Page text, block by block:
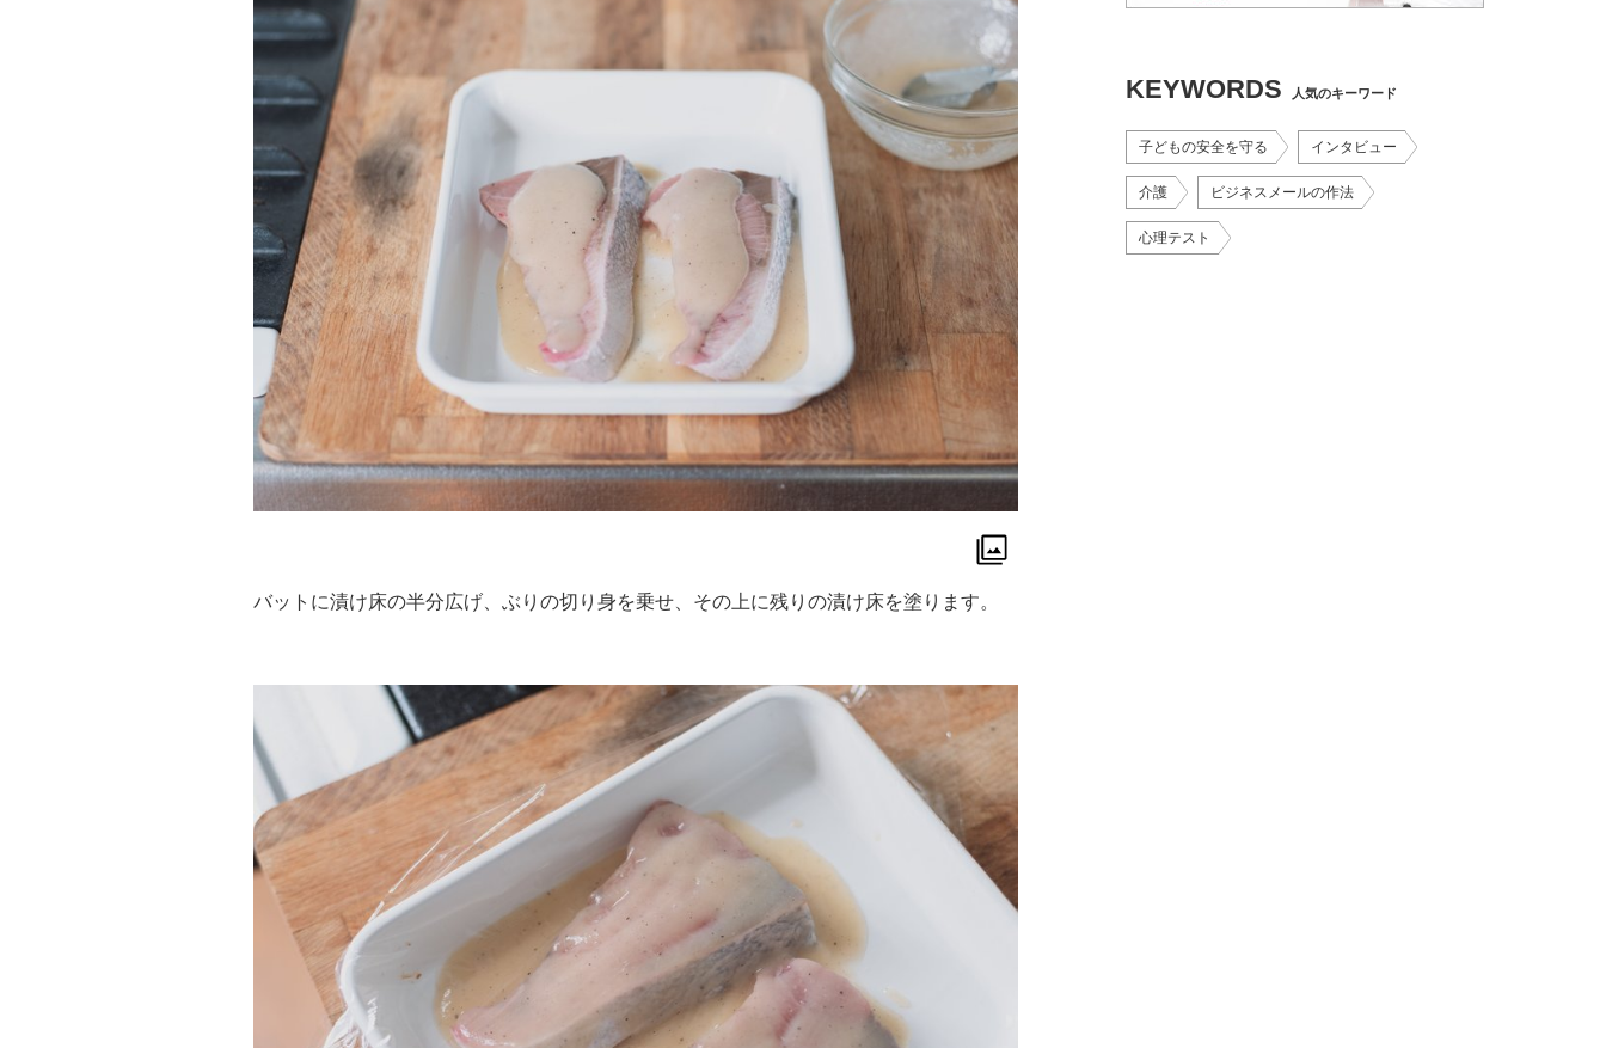
バットに漬け床の半分広げ、ぶりの切り身を乗せ、その上に残りの漬け床を塗ります。
KEYWORDS 人気のキーワード
子どもの安全を守る インタビュー
介護 ビジネスメールの作法
心理テスト